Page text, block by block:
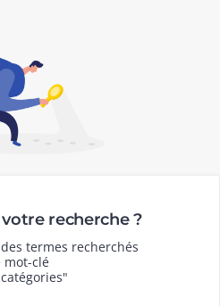
recherche ?
termes recherchés
mot-clé